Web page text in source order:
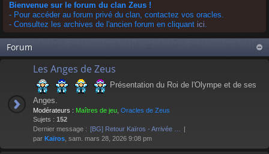
Bienvenue sur le forum du clan Zeus !
- Pour accéder au forum privé du clan, contactez vos oracles.
- Consultez les archives de l'ancien forum en cliquant ici.
Forum
Les Anges de Zeus
Présentation du Roi de l'Olympe et de ses
Anges.
Modérateurs : Maîtres de jeu Oracles de Zeus
Sujets : 152
Dernier message : [BG] Retour Kaïros - Arrivée …
par Kaïros , sam. mars 28, 2026 9:08 pm